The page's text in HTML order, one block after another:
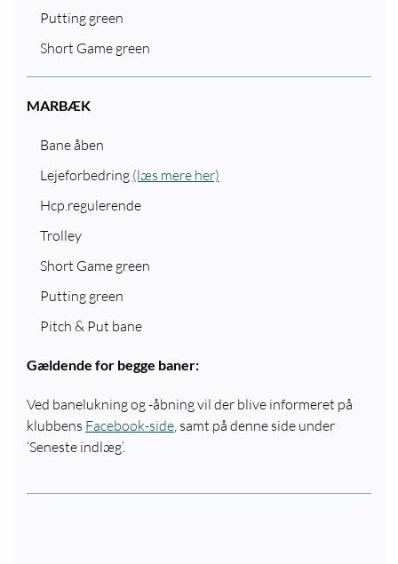
Putting green
Short Game green
MARBÆK
Bane åben
Lejeforbedring (læs mere her)
Hcp.regulerende
Trolley
Short Game green
Putting green
Pitch & Put bane
Gældende for begge baner:
Ved banelukning og -åbning vil der blive informeret på
klubbens Facebook-side, samt på denne side under
‘Seneste indlæg’.